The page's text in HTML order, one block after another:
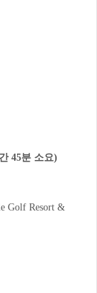
45분 소요)
Golf Resort &